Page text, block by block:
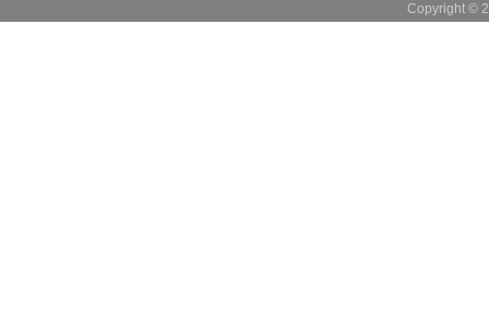
Copyright ©